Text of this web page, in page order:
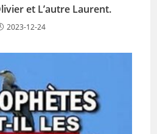
et L’autre Laurent.
2023-12-24